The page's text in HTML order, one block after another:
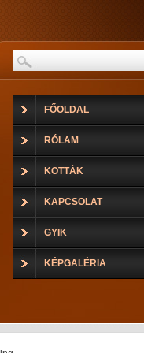
FŐOLDAL
RÓLAM
KOTTÁK
KAPCSOLAT
GYIK
KÉPGALÉRIA